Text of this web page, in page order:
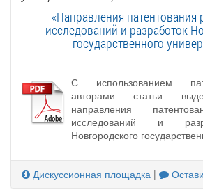
«Направления патентования
исследований и разработок
государственного
С использованием
авторами статьи
направления
исследований и
Новгородского
Дискуссионная площадка |